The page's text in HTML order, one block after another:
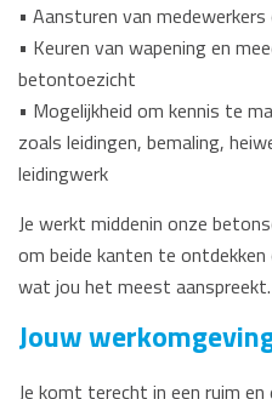
• Aansturen van
• Keuren van wapening en
betontoezicht
• Mogelijkheid om kennis te
zoals leidingen, bemaling,
leidingwerk
Je werkt middenin onze
om beide kanten te
wat jou het meest aanspreekt.
Jouw
Je komt terecht in een ruim